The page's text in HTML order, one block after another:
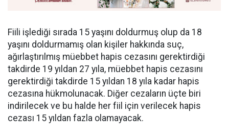
Fiili işlediği sırada 15 yaşını doldurmuş olup da 18
yaşını doldurmamış olan kişiler hakkında suç,
ağırlaştırılmış müebbet hapis cezasını gerektirdiği
takdirde 19 yıldan 27 yıla, müebbet hapis cezasını
gerektirdiği takdirde 15 yıldan 18 yıla kadar hapis
cezasına hükmolunacak. Diğer cezaların üçte biri
indirilecek ve bu halde her fiil için verilecek hapis
cezası 15 yıldan fazla olamayacak.